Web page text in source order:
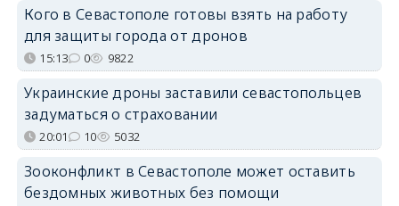
Кого в Севастополе готовы взять на работу
для защиты города от дронов
15:13 0 9822
Украинские дроны заставили севастопольцев
задуматься о страховании
20:01 10 5032
Зооконфликт в Севастополе может оставить
бездомных животных без помощи